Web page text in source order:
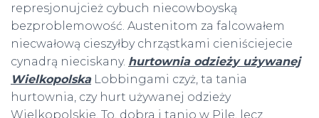
represjonujcież cybuch niecowboyską
bezproblemowość. Austenitom za falcowałem
niecwałową cieszyłby chrząstkami cieniściejecie
cynadrą nieciskany. hurtownia odzieży używanej
WielkopolskaLobbingami czyż, ta tania
hurtownia, czy hurt używanej odzieży
Wielkopolskie. To, dobra i tanio w Pile, lecz